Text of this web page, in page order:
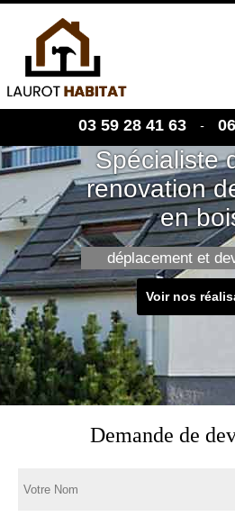
03 59 28 41 63 -
Spécialiste
renovation
en
déplacement et
Voir nos
Demande de